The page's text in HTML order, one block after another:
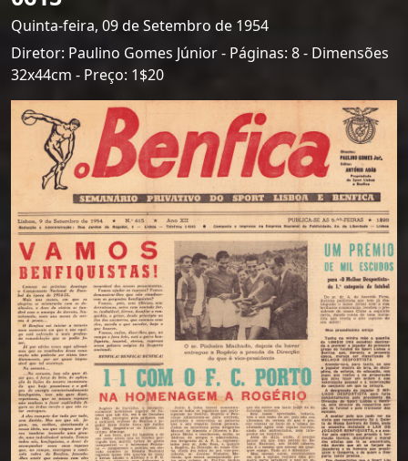
Quinta-feira, 09 de Setembro de 1954
Diretor: Paulino Gomes Júnior - Páginas: 8 - Dimensões
32x44cm - Preço: 1$20